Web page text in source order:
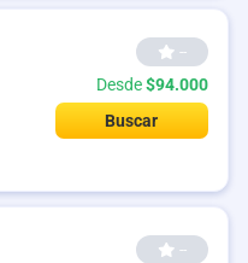
--
Desde$94.000
Buscar
--